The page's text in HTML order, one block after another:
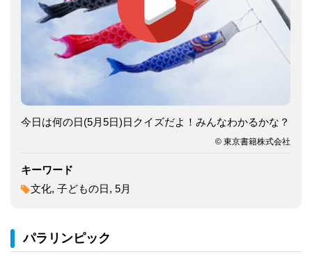
今日は何の日(5月5日)日クイズだよ！みんなわかるかな？
© 東京書籍株式会社
キーワード
文化, 子どもの日, 5月
パラリンピック